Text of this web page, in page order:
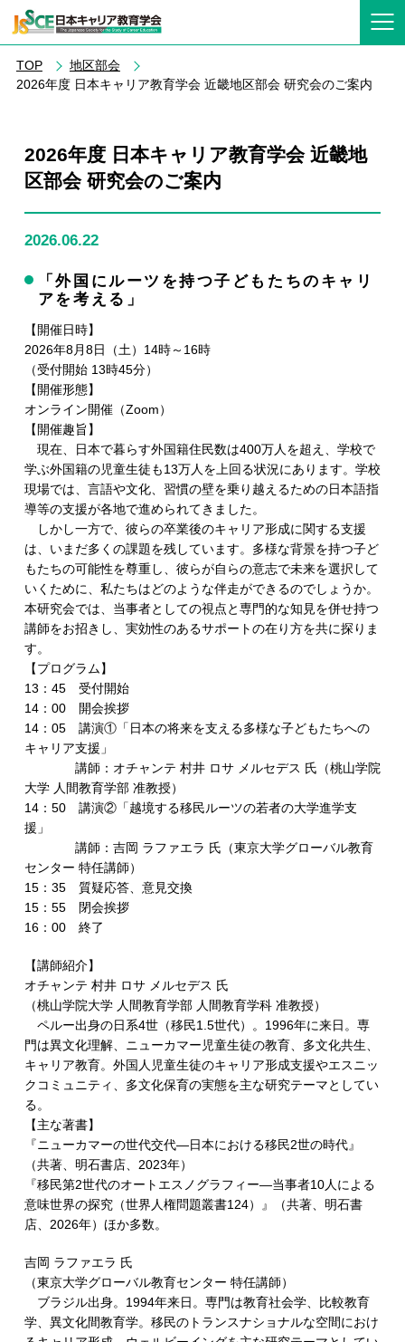
TOP
地区部会
2026年度 日本キャリア教育学会 近畿地区部会 研究会のご案内
2026年度 日本キャリア教育学会 近畿地
区部会 研究会のご案内
2026.06.22
「外国にルーツを持つ子どもたちのキャリ
アを考える」
【開催日時】
2026年8月8日（土）14時～16時
（受付開始 13時45分）
【開催形態】
オンライン開催（Zoom）
【開催趣旨】
現在、日本で暮らす外国籍住民数は400万人を超え、学校で
学ぶ外国籍の児童生徒も13万人を上回る状況にあります。学校
現場では、言語や文化、習慣の壁を乗り越えるための日本語指
導等の支援が各地で進められてきました。
しかし一方で、彼らの卒業後のキャリア形成に関する支援
は、いまだ多くの課題を残しています。多様な背景を持つ子ど
もたちの可能性を尊重し、彼らが自らの意志で未来を選択して
いくために、私たちはどのような伴走ができるのでしょうか。
本研究会では、当事者としての視点と専門的な知見を併せ持つ
講師をお招きし、実効性のあるサポートの在り方を共に探りま
す。
【プログラム】
13：45 受付開始
14：00 開会挨拶
14：05 講演①「日本の将来を支える多様な子どもたちへの
キャリア支援」
講師：オチャンテ 村井 ロサ メルセデス 氏（桃山学院
大学 人間教育学部 准教授）
14：50 講演②「越境する移民ルーツの若者の大学進学支
援」
講師：吉岡 ラファエラ 氏（東京大学グローバル教育
センター 特任講師）
15：35 質疑応答、意見交換
15：55 閉会挨拶
16：00 終了
【講師紹介】
オチャンテ 村井 ロサ メルセデス 氏
（桃山学院大学 人間教育学部 人間教育学科 准教授）
ペルー出身の日系4世（移民1.5世代）。1996年に来日。専
門は異文化理解、ニューカマー児童生徒の教育、多文化共生、
キャリア教育。外国人児童生徒のキャリア形成支援やエスニッ
クコミュニティ、多文化保育の実態を主な研究テーマとしてい
る。
【主な著書】
『ニューカマーの世代交代―日本における移民2世の時代』
（共著、明石書店、2023年）
『移民第2世代のオートエスノグラフィー―当事者10人による
意味世界の探究（世界人権問題叢書124）』（共著、明石書
店、2026年）ほか多数。
吉岡 ラファエラ 氏
（東京大学グローバル教育センター 特任講師）
ブラジル出身。1994年来日。専門は教育社会学、比較教育
学、異文化間教育学。移民のトランスナショナルな空間におけ